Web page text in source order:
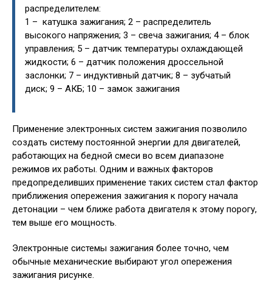
распределителем:
1 – катушка зажигания; 2 – распределитель
высокого напряжения; 3 – свеча зажигания; 4 – блок
управления; 5 – датчик температуры охлаждающей
жидкости; 6 – датчик положения дроссельной
заслонки; 7 – индуктивный датчик; 8 – зубчатый
диск; 9 – АКБ; 10 – замок зажигания
Применение электронных систем зажигания позволило
создать систему постоянной энергии для двигателей,
работающих на бедной смеси во всем диапазоне
режимов их работы. Одним и важных факторов
предопределивших применение таких систем стал фактор
приближения опережения зажигания к порогу начала
детонации – чем ближе работа двигателя к этому порогу,
тем выше его мощность.
Электронные системы зажигания более точно, чем
обычные механические выбирают угол опережения
зажигания рисунке.